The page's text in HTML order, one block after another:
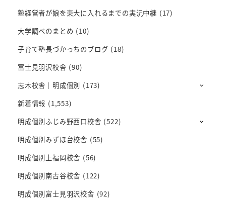
塾経営者が娘を東大に入れるまでの実況中継 (17)
大学調べのまとめ (10)
子育て塾長づかっちのブログ (18)
富士見羽沢校舎 (90)
志木校舎｜明成個別 (173)
新着情報 (1,553)
明成個別ふじみ野西口校舎 (522)
明成個別みずほ台校舎 (55)
明成個別上福岡校舎 (56)
明成個別南古谷校舎 (122)
明成個別富士見羽沢校舎 (92)